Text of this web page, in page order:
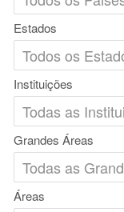
Estados
Instituições
Grandes Áreas
Áreas